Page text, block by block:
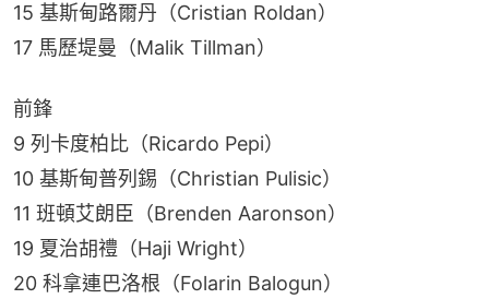
15 基斯甸路爾丹（Cristian Roldan）
17 馬歷堤曼（Malik Tillman）
前鋒
9 列卡度柏比（Ricardo Pepi）
10 基斯甸普列錫（Christian Pulisic）
11 班頓艾朗臣（Brenden Aaronson）
19 夏治胡禮（Haji Wright）
20 科拿連巴洛根（Folarin Balogun）